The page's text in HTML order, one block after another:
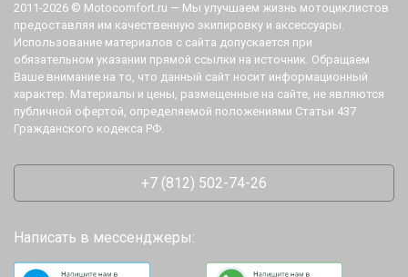
2011-2026 © Motocomfort.ru — Мы улучшаем жизнь мотоциклистов
предоставляя им качественную экипировку и аксессуары.
Использование материалов с сайта допускается при
обязательном указании прямой ссылки на источник. Обращаем
Ваше внимание на то, что данный сайт носит информационный
характер. Материалы и цены, размещенные на сайте, не являются
публичной офертой, определяемой положениями Статьи 437
Гражданского кодекса РФ.
+7 (812) 502-74-26
Написать в мессенджеры: